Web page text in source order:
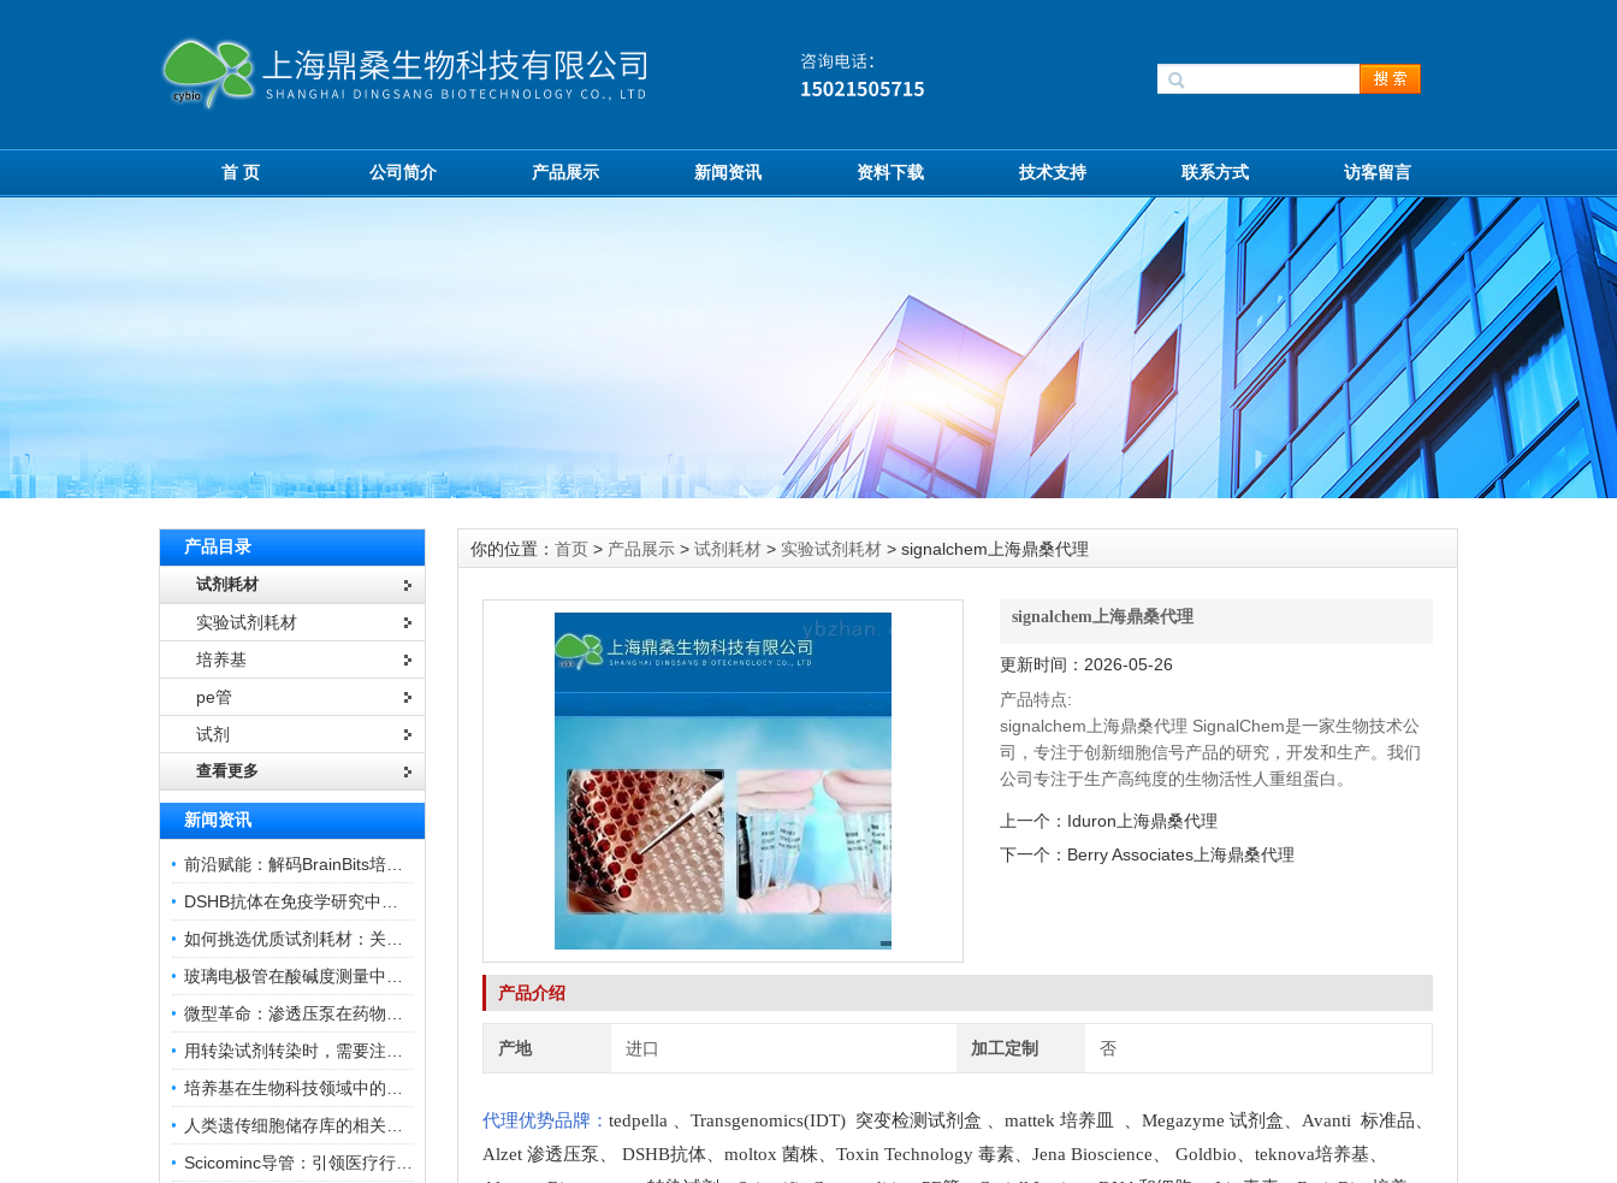
首 页 公司简介 产品展示 新闻资讯 资料下载 技术支持 联系方式 访客留言
产品目录
试剂耗材
实验试剂耗材
培养基
pe管
试剂
查看更多
新闻资讯
你的位置： 首页 > 产品展示 > 试剂耗材 > 实验试剂耗材 > signalchem上海鼎桑代理
signalchem上海鼎桑代理
更新时间：2026-05-26
产品特点:
signalchem上海鼎桑代理 SignalChem是一家生物技术公
司，专注于创新细胞信号产品的研究，开发和生产。我们
公司专注于生产高纯度的生物活性人重组蛋白。
命科学研究和药物研发工作，支持学术界和生物科技领域
的生命科学家。
上一个： Iduron上海鼎桑代理
下一个： Berry Associates上海鼎桑代理
产品介绍
产地 进口 加工定制 否
代理优势品牌： tedpella Transgenomics(IDT) 突变检测试剂盒 mattek 培养皿 Megazyme 试剂盒 Avanti 标准品
Alzet 渗透压泵
DSHB抗体 moltox 菌株 Toxin Technology 毒素、 Jena Bioscience Goldbio teknova培养基